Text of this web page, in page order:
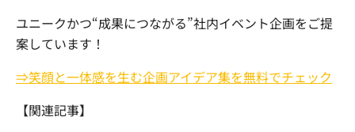
ユニークかつ“成果につながる”社内イベント企画をご提
案しています！
⇒笑顔と一体感を生む企画アイデア集を無料でチェック
【関連記事】